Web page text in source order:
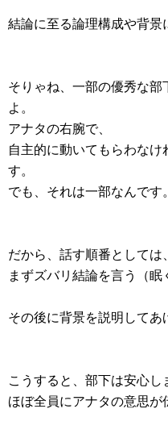
結論に至る論理構成や背景
そりゃね、一部の優秀な
よ。
アナタの右腕で、
自主的に動いてもらわな
す。
でも、それは一部なんです
だから、話す順番としては、
まずズバリ結論を言う（眠
その後に背景を説明してあ
こうすると、部下は安心し
ほぼ全員にアナタの意思が